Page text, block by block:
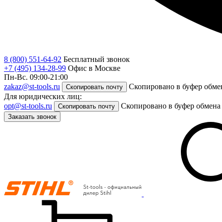
8 (800) 551-64-92 Бесплатный звонок
+7 (495) 134-28-99 Офис в Москве
Пн-Вс. 09:00-21:00
zakaz@st-tools.ru
Скопировать почту
Скопировано в буфер
Для юридических лиц:
opt@st-tools.ru
Скопировать почту Скопировано в буфер обмена
Заказать звонок